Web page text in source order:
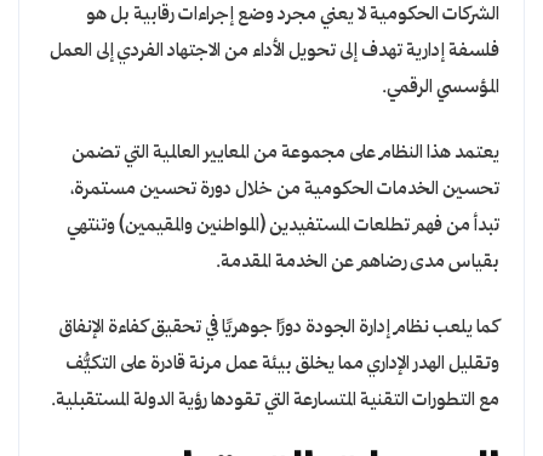
الشركات الحكومية لا يعني مجرد وضع إجراءات رقابية بل هو
فلسفة إدارية تهدف إلى تحويل الأداء من الاجتهاد الفردي إلى العمل
المؤسسي الرقمي.
يعتمد هذا النظام على مجموعة من المعايير العالمية التي تضمن
تحسين الخدمات الحكومية من خلال دورة تحسين مستمرة،
تبدأ من فهم تطلعات المستفيدين (المواطنين والمقيمين) وتنتهي
بقياس مدى رضاهم عن الخدمة المقدمة.
كما يلعب نظام إدارة الجودة دورًا جوهريًا في تحقيق كفاءة الإنفاق
وتقليل الهدر الإداري مما يخلق بيئة عمل مرنة قادرة على التكيُّف
مع التطورات التقنية المتسارعة التي تقودها رؤية الدولة المستقبلية.